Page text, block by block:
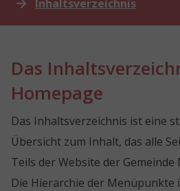
Inhaltsverzeichnis
Das
Homepage
Das Inhaltsverzeichnis ist eine
Übersicht zum Inhalt, das alle
Teils der Website der
Die Hierarchie der Menüpunkte